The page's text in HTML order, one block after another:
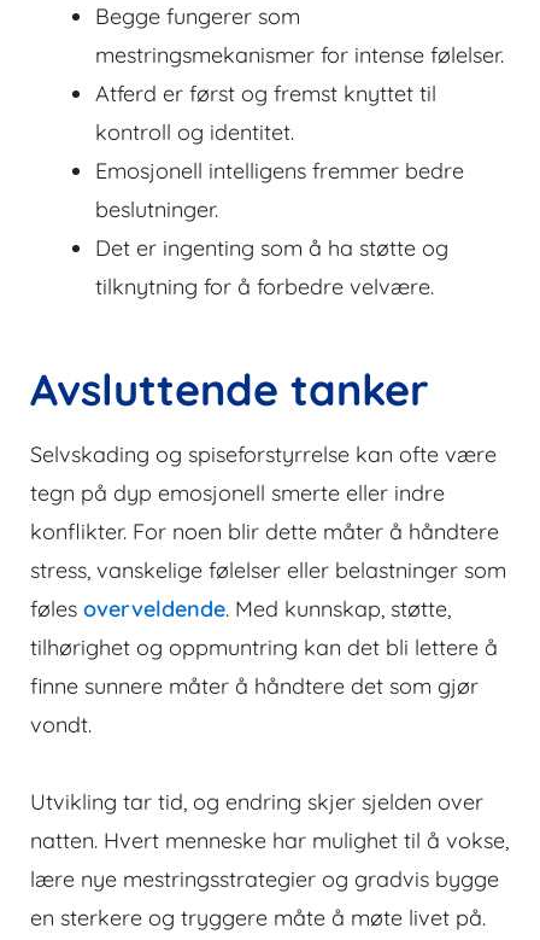
Begge fungerer som
mestringsmekanismer for intense følelser.
Atferd er først og fremst knyttet til
kontroll og identitet.
Emosjonell intelligens fremmer bedre
beslutninger.
Det er ingenting som å ha støtte og
tilknytning for å forbedre velvære.
Avsluttende tanker
Selvskading og spiseforstyrrelse kan ofte være
tegn på dyp emosjonell smerte eller indre
konflikter. For noen blir dette måter å håndtere
stress, vanskelige følelser eller belastninger som
føles overveldende. Med kunnskap, støtte,
tilhørighet og oppmuntring kan det bli lettere å
finne sunnere måter å håndtere det som gjør
vondt.
Utvikling tar tid, og endring skjer sjelden over
natten. Hvert menneske har mulighet til å vokse,
lære nye mestringsstrategier og gradvis bygge
en sterkere og tryggere måte å møte livet på.